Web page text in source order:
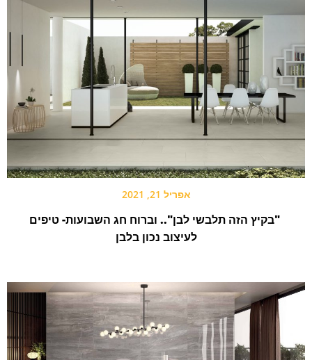
אפריל 21, 2021
"בקיץ הזה תלבשי לבן".. וברוח חג השבועות- טיפים
לעיצוב נכון בלבן